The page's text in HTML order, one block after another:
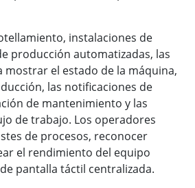
instalaciones de
producción automatizadas, las
mostrar el estado de la máquina,
las notificaciones de
de mantenimiento y las
de trabajo. Los operadores
de procesos, reconocer
el rendimiento del equipo
pantalla táctil centralizada.